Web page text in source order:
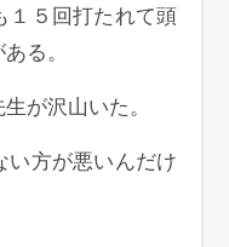
１５回打たれて頭
る。
が沢山いた。
い方が悪いんだけ